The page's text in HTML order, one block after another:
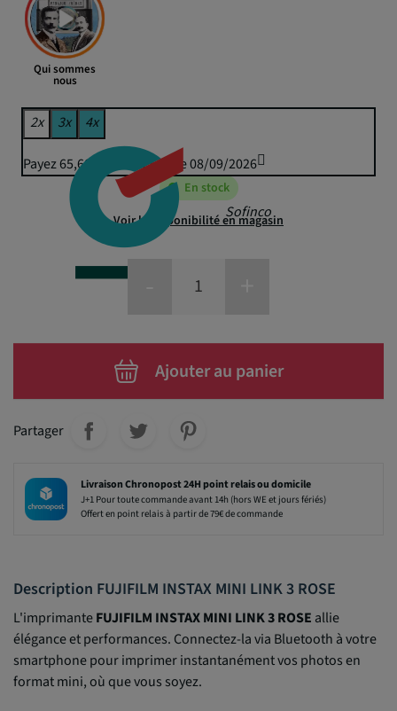
Qui sommes
nous
Sofinco
2x 3x 4x
Payez 65,60 € puis 64,50 € le 08/09/2026
En stock
Voir la disponibilité en magasin
Ajouter au panier
Partager
Livraison Chronopost 24H point relais ou domicile
J+1 Pour toute commande avant 14h (hors WE et jours fériés)
Offert en point relais à partir de 79€ de commande
Description FUJIFILM INSTAX MINI LINK 3 ROSE
L'imprimanteFUJIFILM INSTAX MINI LINK 3 ROSE allie
élégance et performances. Connectez-la via Bluetooth à votre
smartphone pour imprimer instantanément vos photos en
format mini, où que vous soyez.